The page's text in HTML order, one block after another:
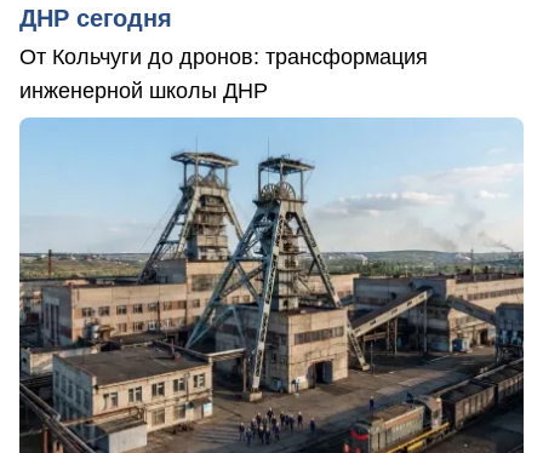
ДНР сегодня
От Кольчуги до дронов: трансформация
инженерной школы ДНР